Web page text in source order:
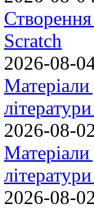
Scratch
2026-08-
Матеріали
2026-08-
Матеріали
2026-08-